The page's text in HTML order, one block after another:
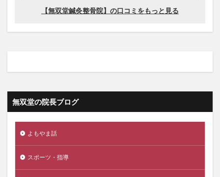
無双堂の院長ブログ
よもやま話
スポーツ・指導